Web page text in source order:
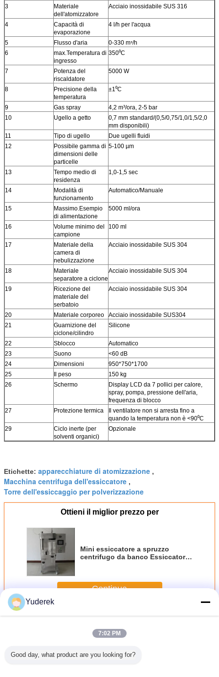
3
Materiale
dell'atomizzatore
Acciaio inossidabile SUS 316
4
Capacità di
evaporazione
4 l/h per l'acqua
5 Flusso d'aria
0-330 mᶟ/h
6
max.Temperatura di
ingresso
350⁰C
7
Potenza del
riscaldatore
5000 W
8
Precisione della
temperatura
±1⁰C
9 Gas spray
4,2 m³/ora, 2-5 bar
10
Ugello a getto
0,7 mm standard/(0,5/0,75/1,0/1,5/2,0
mm disponibili)
11
Tipo di ugello
Due ugelli fluidi
12
Possibile gamma di
dimensioni delle
particelle
5-100 µm
13
Tempo medio di
residenza
1,0-1,5 sec
14
Modalità di
funzionamento
Automatico/Manuale
15
Massimo.Esempio
di alimentazione
5000 ml/ora
16
Volume minimo del
campione
100 ml
17
Materiale della
camera di
nebulizzazione
Acciaio inossidabile SUS 304
18
Materiale
separatore a ciclone
Acciaio inossidabile SUS 304
19
Ricezione del
materiale del
serbatoio
Acciaio inossidabile SUS 304
20 Materiale corporeo
Acciaio inossidabile SUS304
21
Guarnizione del
ciclone/cilindro
Silicone
22 Sblocco
Automatico
23
Suono
<60 dB
24
Dimensioni
950*750*1700
25
Il peso
150 kg
26
Schermo
Display LCD da 7 pollici per calore,
spray, pompa, pressione dell'aria,
frequenza di blocco
27
Protezione termica
Il ventilatore non si arresta fino a
quando la temperatura non è <90⁰C
29
Ciclo inerte (per
solventi organici)
Opzionale
Etichette: apparecchiature di atomizzazione ,
Macchina centrifuga dell'essiccatore ,
Torre dell'essiccaggio per polverizzazione
Ottieni il miglior prezzo per
Mini essiccatore a spruzzo
centrifugo da banco Essiccatore
Continua
PiùEssiccatore di spruzzo centrifugo
Yuderek
7:02 PM
Good day, what product are you looking for?